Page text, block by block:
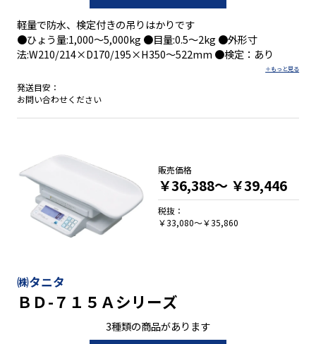
軽量で防水、検定付きの吊りはかりです
●ひょう量:1,000～5,000kg ●目量:0.5～2kg ●外形寸
法:W210/214×D170/195×H350～522mm ●検定：あり
発送目安：
お問い合わせください
㈱タニタ
ＢＤ-７１５Ａシリーズ
3種類の商品があります
販売価格
￥36,388～ ￥39,446
税抜：
￥33,080～￥35,860